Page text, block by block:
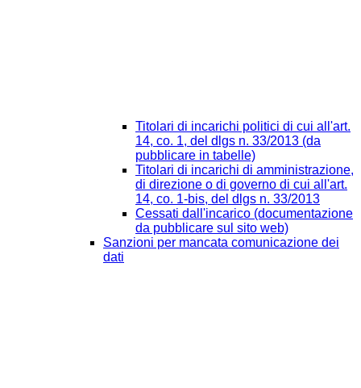
Titolari di incarichi politici di cui all'art.
14, co. 1, del dlgs n. 33/2013 (da
pubblicare in tabelle)
Titolari di incarichi di amministrazione,
di direzione o di governo di cui all'art.
14, co. 1-bis, del dlgs n. 33/2013
Cessati dall'incarico (documentazione
da pubblicare sul sito web)
Sanzioni per mancata comunicazione dei
dati